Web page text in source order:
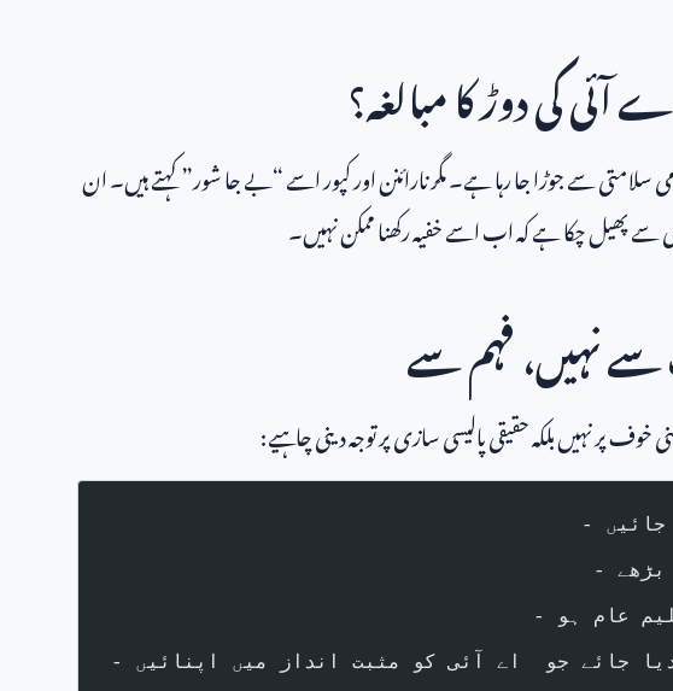
آئی کی دوڑ کا مبالغہ؟
سے جوڑا جا رہا ہے۔ مگر نارائنن اور کپور اسے “بے جا شور” کہتے ہیں۔ ان
سے پھیل چکا ہے کہ اب اسے خفیہ رکھنا ممکن نہیں۔
سے نہیں، فہم سے
خوف پر نہیں بلکہ حقیقی پالیسی سازی پر توجہ دینی چاہیے:
بڑھے
عام ہو
جائے جو  اے آئی کو مثبت انداز میں اپنائیں